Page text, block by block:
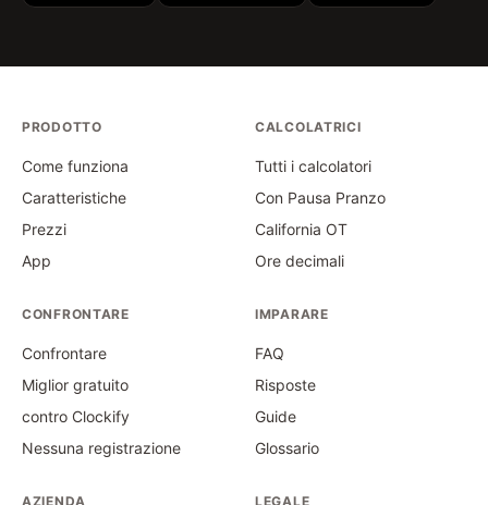
PRODOTTO
Come funziona
Caratteristiche
Prezzi
App
CALCOLATRICI
Tutti i calcolatori
Con Pausa Pranzo
California OT
Ore decimali
CONFRONTARE
Confrontare
Miglior gratuito
contro Clockify
Nessuna registrazione
IMPARARE
FAQ
Risposte
Guide
Glossario
AZIENDA LEGALE